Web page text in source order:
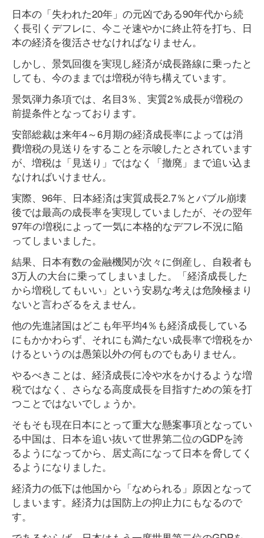
日本の「失われた20年」の元凶である90年代から続
く長引くデフレに、今こそ速やかに終止符を打ち、日
本の経済を復活させなければなりません。
しかし、景気回復を実現し経済が成長路線に乗ったと
しても、今のままでは増税が待ち構えています。
景気弾力条項では、名目3％、実質2％成長が増税の
前提条件となっております。
安部総裁は来年4～6月期の経済成長率によっては消
費増税の見送りをすることを示唆したとされています
が、増税は「見送り」ではなく「撤廃」まで追い込ま
なければいけません。
実際、96年、日本経済は実質成長2.7％とバブル崩壊
後では最高の成長率を実現していましたが、その翌年
97年の増税によって一気に本格的なデフレ不況に陥
ってしまいました。
結果、日本有数の金融機関が次々に倒産し、自殺者も
3万人の大台に乗ってしまいました。「経済成長した
から増税してもいい」という安易な考えは危険極まり
ないと言わざるをえません。
他の先進諸国はどこも年平均4％も経済成長している
にもかかわらず、それにも満たない成長率で増税をか
けるというのは愚策以外の何ものでもありません。
やるべきことは、経済成長に冷や水をかけるような増
税ではなく、さらなる高度成長を目指すための策を打
つことではないでしょうか。
そもそも現在日本にとって重大な懸案事項となってい
る中国は、日本を追い抜いて世界第二位のGDPを誇
るようになってから、居丈高になって日本を脅してく
るようになりました。
経済力の低下は他国から「なめられる」原因となって
しまいます。経済力は国防上の抑止力にもなるので
す。